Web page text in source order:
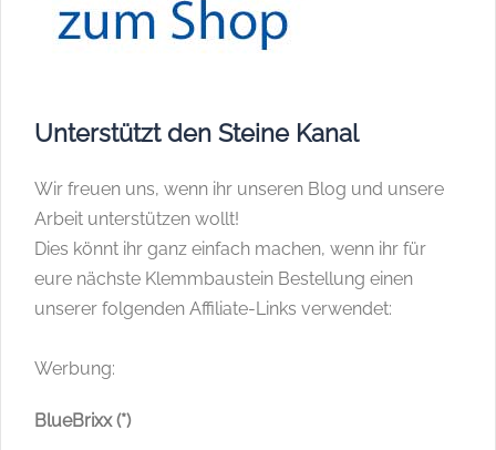
Unterstützt den Steine Kanal
Wir freuen uns, wenn ihr unseren Blog und unsere
Arbeit unterstützen wollt!
Dies könnt ihr ganz einfach machen, wenn ihr für
eure nächste Klemmbaustein Bestellung einen
unserer folgenden Affiliate-Links verwendet:
Werbung:
BlueBrixx (*)